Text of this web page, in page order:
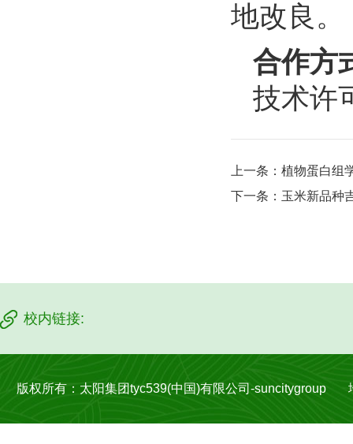
地改良。
合作方
技术许
上一条： 植物蛋白组
下一条： 玉米新品种
校内链接:
版权所有：太阳集团tyc539(中国)有限公司-